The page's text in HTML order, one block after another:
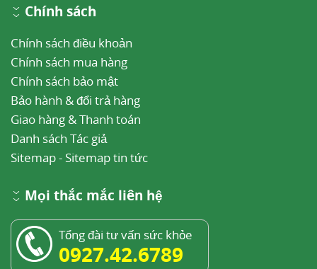
Chính sách
Chính sách điều khoản
Chính sách mua hàng
Chính sách bảo mật
Bảo hành & đổi trả hàng
Giao hàng & Thanh toán
Danh sách Tác giả
Sitemap- Sitemap tin tức
Mọi thắc mắc liên hệ
Tổng đài tư vấn sức khỏe
0927.42.6789